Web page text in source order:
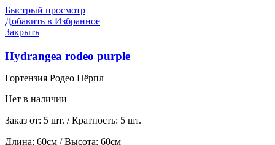
Быстрый просмотр
Добавить в Избранное
Закрыть
Hydrangea rodeo purple
Гортензия Родео Пёрпл
Нет в наличии
Заказ от: 5 шт. / Кратность: 5 шт.
Длина: 60см / Высота: 60см